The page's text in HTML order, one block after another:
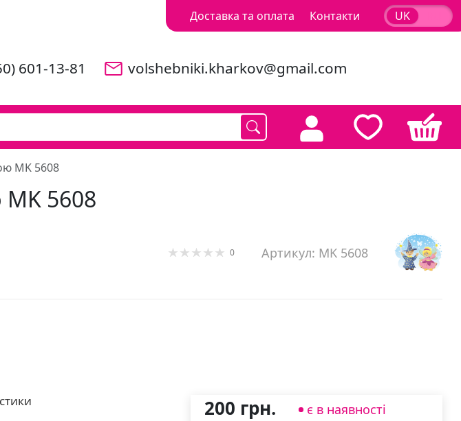
Доставка та оплата Контакти UK
601-13-81 volshebniki.kharkov@gmail.com
MK 5608
5608
0 Артикул: MK 5608
200 грн. є в наявності